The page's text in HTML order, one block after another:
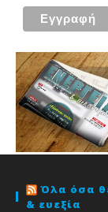
Όλα όσα
& ευεξία